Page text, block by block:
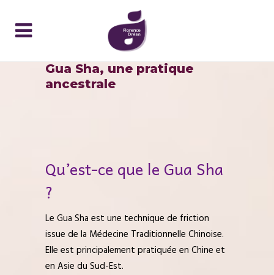
Gua Sha, une pratique
ancestrale
Qu’est-ce que le Gua Sha
?
Le Gua Sha est une technique de friction
issue de la Médecine Traditionnelle Chinoise.
Elle est principalement pratiquée en Chine et
en Asie du Sud-Est.